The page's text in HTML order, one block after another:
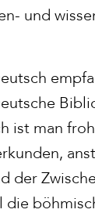
und
man
der